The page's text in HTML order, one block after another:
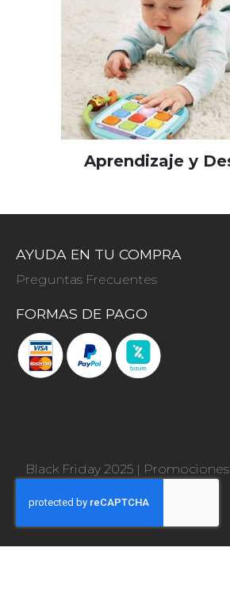
Aprendizaje y
AYUDA EN TU COMPRA
Preguntas Frecuentes
FORMAS DE PAGO
Black Friday 2025 |